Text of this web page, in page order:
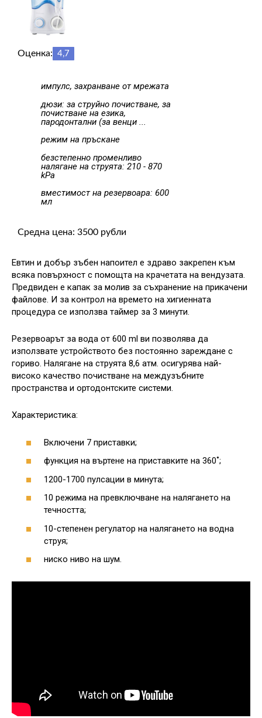
Оценка: 4,7
импулс, захранване от мрежата
дюзи: за струйно почистване, за
почистване на езика,
пародонтални (за венци ...
режим на пръскане
безстепенно променливо
налягане на струята: 210 - 870
kPa
вместимост на резервоара: 600
мл
Средна цена: 3500 рубли
Евтин и добър зъбен напоител е здраво закрепен към
всяка повърхност с помощта на крачетата на вендузата.
Предвиден е капак за молив за съхранение на прикачени
файлове. И за контрол на времето на хигиенната
процедура се използва таймер за 3 минути.
Резервоарът за вода от 600 ml ви позволява да
използвате устройството без постоянно зареждане с
гориво. Налягане на струята 8,6 атм. осигурява най-
високо качество почистване на междузъбните
пространства и ортодонтските системи.
Характеристика:
Включени 7 приставки;
функция на въртене на приставките на 360˚;
1200-1700 пулсации в минута;
10 режима на превключване на налягането на
течността;
10-степенен регулатор на налягането на водна
струя;
ниско ниво на шум.